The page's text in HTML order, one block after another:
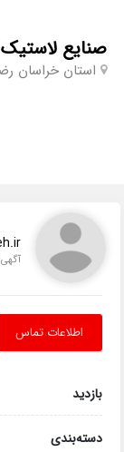
صنایع
استان خراسان
اطلاعات تماس
بازدید
دسته‌بندی